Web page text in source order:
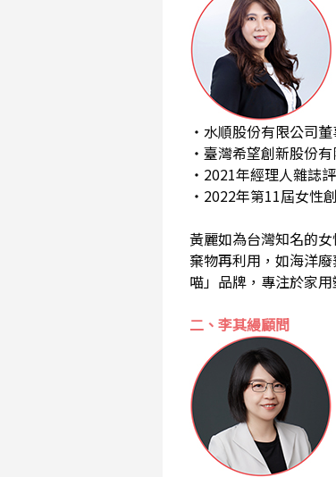
・水順股份有限公司
・臺灣希望創新股份
・2021年經理人雜誌
・2022年第11屆女性
黃麗如為台灣知名的
棄物再利用，如海洋
喵」品牌，專注於家
二、李其縵顧問